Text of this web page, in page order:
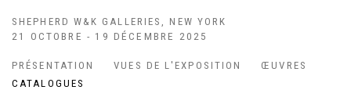
SHEPHERD W&K GALLERIES, NEW YORK
21 OCTOBRE - 19 DÉCEMBRE 2025
PRÉSENTATION VUES DE L'EXPOSITION
ŒUVRES
CATALOGUES